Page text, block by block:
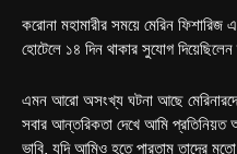
করোনা মহামারীর সময়ে মেরিন ফিশারিজ
হোটেলে ১৪ দিন থাকার সুযোগ
এমন আরো অসংখ্য ঘটনা আছে
সবার আন্তরিকতা দেখে আমি
ভাবি, যদি আমিও হতে পারতাম তাদের